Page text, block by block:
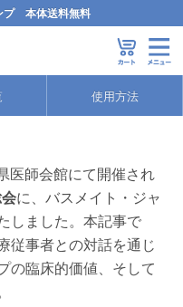
プ 本体送料無料
使用方法
プ コラム > 第32回 日本性機能
医師会館にて開催され
に、バスメイト・ジャ
しました。本記事で
従事者との対話を通じ
の臨床的価値、そして